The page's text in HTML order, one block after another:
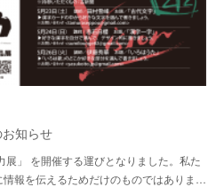
お知らせ
展」 を開催する運びとなりました。私た
報を伝えるためだけのものではありま…